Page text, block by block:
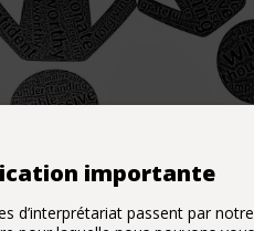
importante
d’interprétariat passent par notre